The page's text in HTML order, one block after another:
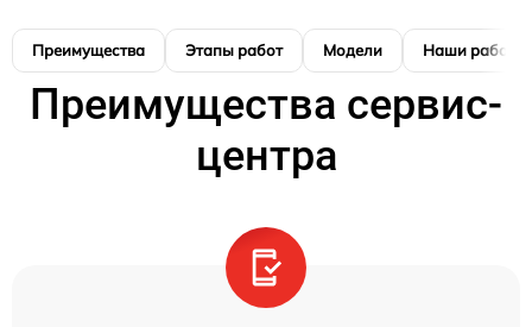
Преимущества Этапы работ Модели Наши работы
Преимущества сервис-
центра